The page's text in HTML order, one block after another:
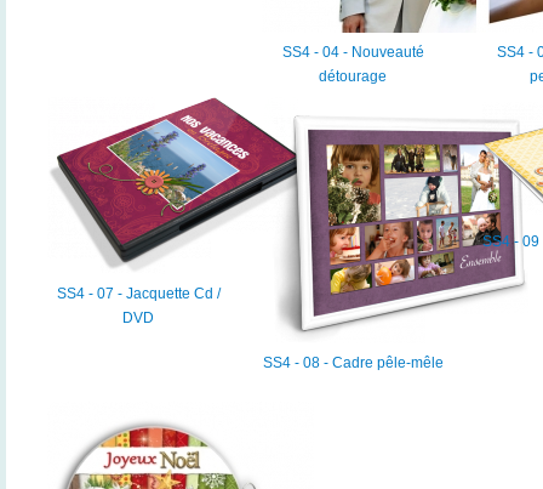
SS4 - 04 - Nouveauté
détourage
SS4 -
SS4 - 07 - Jacquette Cd /
DVD
SS4 - 08 - Cadre pêle-mêle
SS4 -